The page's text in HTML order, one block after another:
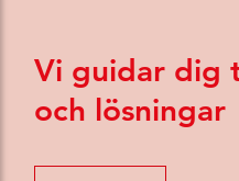
Vi guidar dig
och lösningar